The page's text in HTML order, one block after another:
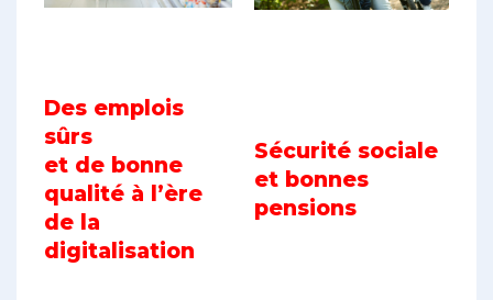
Des emplois
sûrs
et de bonne
qualité à l’ère
de la
digitalisation
Sécurité sociale
et bonnes
pensions